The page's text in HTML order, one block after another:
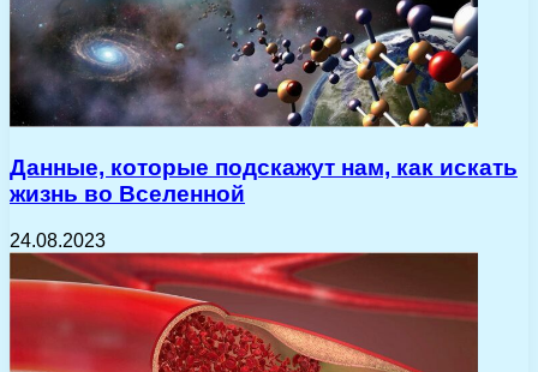
Данные, которые подскажут нам, как искать
жизнь во Вселенной
24.08.2023